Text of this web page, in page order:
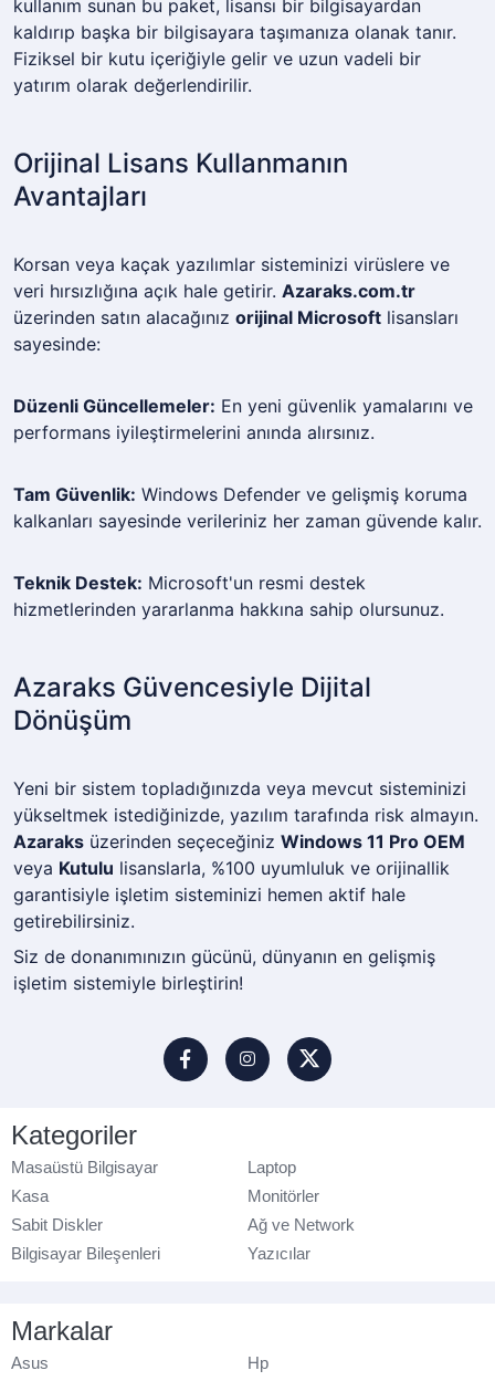
kullanım sunan bu paket, lisansı bir bilgisayardan
kaldırıp başka bir bilgisayara taşımanıza olanak tanır.
Fiziksel bir kutu içeriğiyle gelir ve uzun vadeli bir
yatırım olarak değerlendirilir.
Orijinal Lisans Kullanmanın
Avantajları
Korsan veya kaçak yazılımlar sisteminizi virüslere ve
veri hırsızlığına açık hale getirir. Azaraks.com.tr
üzerinden satın alacağınız orijinal Microsoft lisansları
sayesinde:
Düzenli Güncellemeler: En yeni güvenlik yamalarını ve
performans iyileştirmelerini anında alırsınız.
Tam Güvenlik: Windows Defender ve gelişmiş koruma
kalkanları sayesinde verileriniz her zaman güvende kalır.
Teknik Destek: Microsoft'un resmi destek
hizmetlerinden yararlanma hakkına sahip olursunuz.
Azaraks Güvencesiyle Dijital
Dönüşüm
Yeni bir sistem topladığınızda veya mevcut sisteminizi
yükseltmek istediğinizde, yazılım tarafında risk almayın.
Azaraks üzerinden seçeceğiniz Windows 11 Pro OEM
veya Kutulu lisanslarla, %100 uyumluluk ve orijinallik
garantisiyle işletim sisteminizi hemen aktif hale
getirebilirsiniz.
Siz de donanımınızın gücünü, dünyanın en gelişmiş
işletim sistemiyle birleştirin!
Kategoriler
Masaüstü Bilgisayar
Laptop
Kasa
Monitörler
Sabit Diskler
Ağ ve Network
Bilgisayar Bileşenleri
Yazıcılar
Markalar
Asus Hp